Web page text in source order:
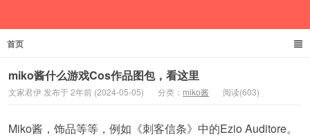
首页
miko酱什么游戏Cos作品图包，看这里
文家君伊 发布于 2年前 (2024-05-05) 分类： miko酱 阅读(603)
Miko酱，饰品等等，例如《刺客信条》中的Ezio Auditore。